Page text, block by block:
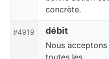
concrète.
#4919 débit
Nous acceptons
toutes les